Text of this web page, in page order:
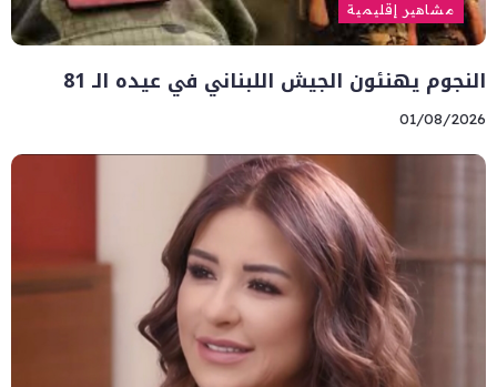
مشاهير إقليمية
النجوم يهنئون الجيش اللبناني في عيده الـ 81
01/08/2026